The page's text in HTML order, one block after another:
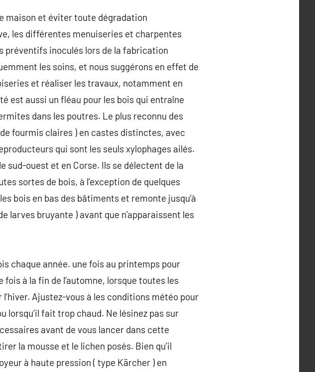
maison et éviter toute dégradation
les différentes menuiseries et charpentes
préventifs inoculés lors de la fabrication
les soins, et nous suggérons en effet de
et réaliser les travaux, notamment en
est aussi un fléau pour les bois qui entraîne
dans les poutres. Le plus reconnu des
fourmis claires ) en castes distinctes, avec
qui sont les seuls xylophages ailés.
sud-ouest et en Corse. Ils se délectent de la
sortes de bois, à l’exception de quelques
bois en bas des bâtiments et remonte jusqu’à
bruyante ) avant que n’apparaissent les
chaque année. une fois au printemps pour
fois à la fin de l’automne, lorsque toutes les
Ajustez-vous à les conditions météo pour
fait trop chaud. Ne lésinez pas sur
avant de vous lancer dans cette
la mousse et le lichen posés. Bien qu’il
à haute pression ( type Kärcher ) en